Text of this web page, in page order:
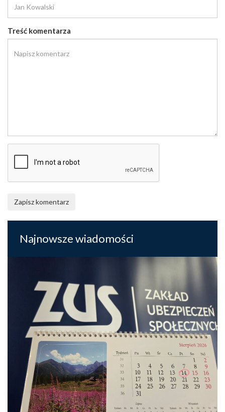
Treść komentarza
Zapisz komentarz
Najnowsze wiadomości